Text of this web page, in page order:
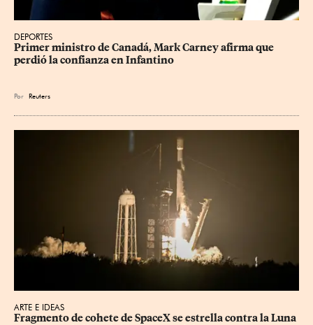
DEPORTES
Primer ministro de Canadá, Mark Carney afirma que
perdió la confianza en Infantino
Por Reuters
ARTE E IDEAS
Fragmento de cohete de SpaceX se estrella contra la Luna